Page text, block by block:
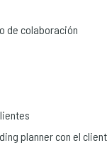
de colaboración
planner con el